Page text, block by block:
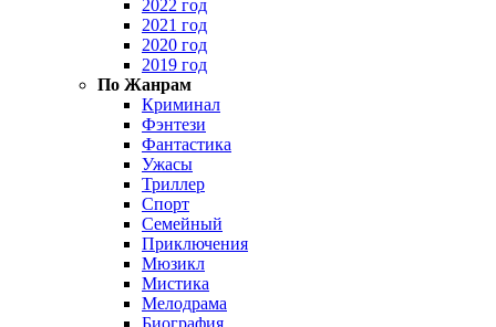
2022 год
2021 год
2020 год
2019 год
По Жанрам
Криминал
Фэнтези
Фантастика
Ужасы
Триллер
Спорт
Семейный
Приключения
Мюзикл
Мистика
Мелодрама
Биография